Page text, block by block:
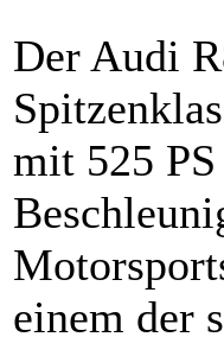
Der Audi
mit 525
einem der